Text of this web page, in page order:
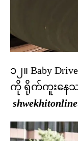
၁၂။ Baby
ကို ရိုက်ကူးနေသ